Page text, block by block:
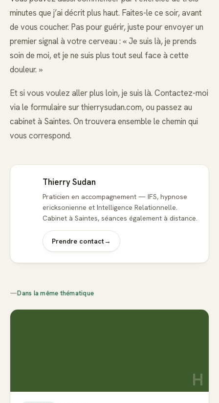
minutes que j’ai décrit plus haut. Faites-le ce soir, avant
de vous coucher. Pas pour guérir, juste pour envoyer un
premier signal à votre cerveau : « Je suis là, je prends
soin de moi, et je ne suis plus tout seul face à cette
douleur. »
Et si vous voulez aller plus loin, je suis là. Contactez-moi
via le formulaire sur thierrysudan.com, ou passez au
cabinet à Saintes. On trouvera ensemble le chemin qui
vous correspond.
Thierry Sudan
Praticien en accompagnement — IFS, hypnose
ericksonienne et Intelligence Relationnelle.
Cabinet à Saintes, séances également à distance.
Prendre contact→
—Dans la même thématique
H